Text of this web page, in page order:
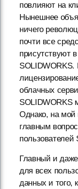
повлияют на
Нынешнее
ничего
почти все
присутствуют
облачных
SOLIDWORKS
Однако, на мой
главным
пользователей
Главный и
для всех
данных и того,